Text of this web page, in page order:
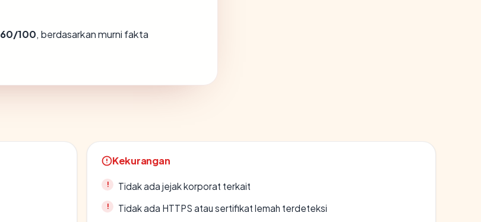
60/100, berdasarkan murni fakta
Kekurangan
Tidak ada jejak korporat terkait
Tidak ada HTTPS atau sertifikat lemah terdeteksi